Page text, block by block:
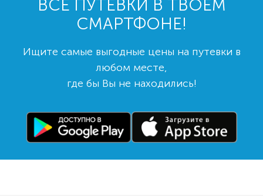
ВСЕ ПУТЕВКИ В ТВОЕМ
СМАРТФОНЕ!
Ищите самые выгодные цены на путевки в
любом месте,
где бы Вы не находились!